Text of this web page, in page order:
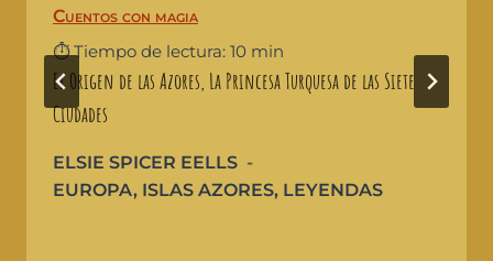
Cuentos con magia
⏱️ Tiempo de lectura: 10 min
El Origen de las Azores, La Princesa Turquesa de las Siete
Ciudades
ELSIE SPICER EELLS
EUROPA, ISLAS AZORES, LEYENDAS